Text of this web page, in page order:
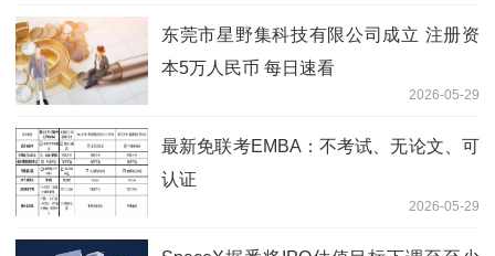
东莞市星野集科技有限公司成立 注册资
本5万人民币 每日速看
2026-05-29
最新免联考EMBA：不考试、无论文、可
认证
2026-05-29